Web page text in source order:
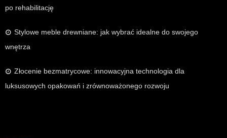
po rehabilitację
Stylowe meble drewniane: jak wybrać idealne do swojego
wnętrza
Złocenie bezmatrycowe: innowacyjna technologia dla
luksusowych opakowań i zrównoważonego rozwoju